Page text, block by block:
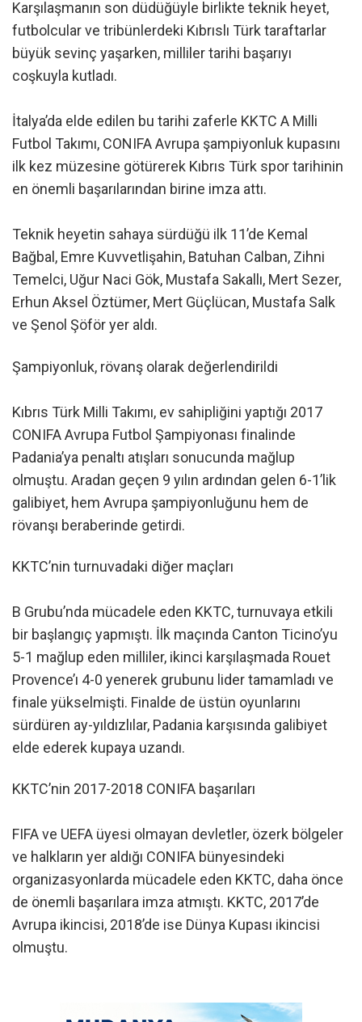
Karşılaşmanın son düdüğüyle birlikte teknik heyet,
futbolcular ve tribünlerdeki Kıbrıslı Türk taraftarlar
büyük sevinç yaşarken, milliler tarihi başarıyı
coşkuyla kutladı.
İtalya’da elde edilen bu tarihi zaferle KKTC A Milli
Futbol Takımı, CONIFA Avrupa şampiyonluk kupasını
ilk kez müzesine götürerek Kıbrıs Türk spor tarihinin
en önemli başarılarından birine imza attı.
Teknik heyetin sahaya sürdüğü ilk 11’de Kemal
Bağbal, Emre Kuvvetlişahin, Batuhan Calban, Zihni
Temelci, Uğur Naci Gök, Mustafa Sakallı, Mert Sezer,
Erhun Aksel Öztümer, Mert Güçlücan, Mustafa Salk
ve Şenol Şöför yer aldı.
Şampiyonluk, rövanş olarak değerlendirildi
Kıbrıs Türk Milli Takımı, ev sahipliğini yaptığı 2017
CONIFA Avrupa Futbol Şampiyonası finalinde
Padania’ya penaltı atışları sonucunda mağlup
olmuştu. Aradan geçen 9 yılın ardından gelen 6-1’lik
galibiyet, hem Avrupa şampiyonluğunu hem de
rövanşı beraberinde getirdi.
KKTC’nin turnuvadaki diğer maçları
B Grubu’nda mücadele eden KKTC, turnuvaya etkili
bir başlangıç yapmıştı. İlk maçında Canton Ticino’yu
5-1 mağlup eden milliler, ikinci karşılaşmada Rouet
Provence’ı 4-0 yenerek grubunu lider tamamladı ve
finale yükselmişti. Finalde de üstün oyunlarını
sürdüren ay-yıldızlılar, Padania karşısında galibiyet
elde ederek kupaya uzandı.
KKTC’nin 2017-2018 CONIFA başarıları
FIFA ve UEFA üyesi olmayan devletler, özerk bölgeler
ve halkların yer aldığı CONIFA bünyesindeki
organizasyonlarda mücadele eden KKTC, daha önce
de önemli başarılara imza atmıştı. KKTC, 2017’de
Avrupa ikincisi, 2018’de ise Dünya Kupası ikincisi
olmuştu.